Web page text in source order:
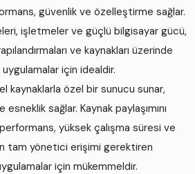
güvenlik ve özelleştirme sağlar.
işletmeler ve güçlü bilgisayar gücü,
ve kaynakları üzerinde
için idealdir.
kaynaklarla özel bir sunucu sunar,
sağlar. Kaynak paylaşımını
yüksek çalışma süresi ve
tam yönetici erişimi gerektiren
için mükemmeldir.